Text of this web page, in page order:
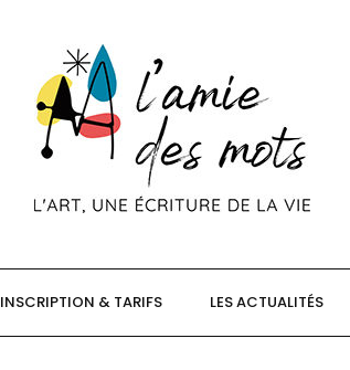
INSCRIPTION & TARIFS LES ACTUALITÉS